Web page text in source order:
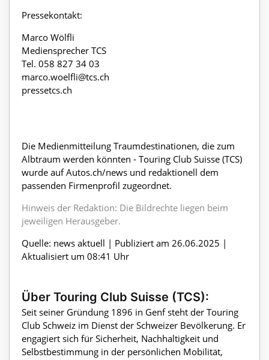
Pressekontakt:
Marco Wölfli
Mediensprecher TCS
Tel. 058 827 34 03
marco.woelfli@tcs.ch
pressetcs.ch
Die Medienmitteilung Traumdestinationen, die zum
Albtraum werden könnten - Touring Club Suisse (TCS)
wurde auf Autos.ch/news und redaktionell dem
passenden Firmenprofil zugeordnet.
Hinweis der Redaktion: Die Bildrechte liegen beim
jeweiligen Herausgeber.
Quelle: news aktuell | Publiziert am 26.06.2025 |
Aktualisiert um 08:41 Uhr
Über Touring Club Suisse (TCS):
Seit seiner Gründung 1896 in Genf steht der Touring
Club Schweiz im Dienst der Schweizer Bevölkerung. Er
engagiert sich für Sicherheit, Nachhaltigkeit und
Selbstbestimmung in der persönlichen Mobilität,